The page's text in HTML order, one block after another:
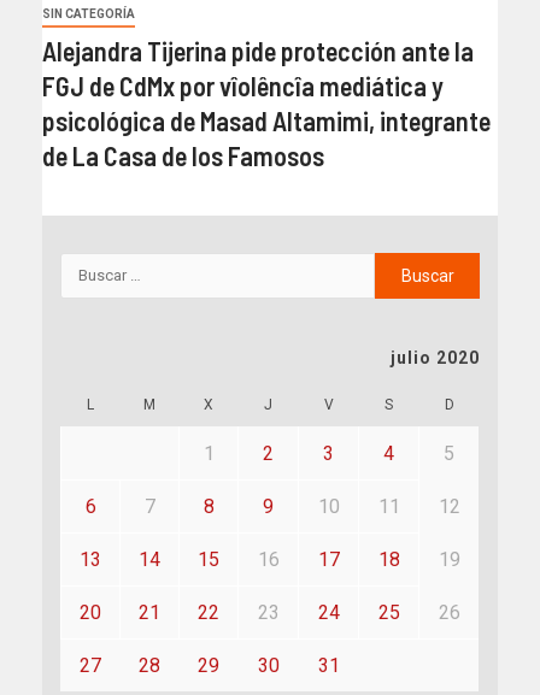
SIN CATEGORÍA
Alejandra Tijerina pide protección ante la
FGJ de CdMx por vîolêncîa mediática y
psicológica de Masad Altamimi, integrante
de La Casa de los Famosos
julio 2020
L M X J V S D
1 2 3 4 5
6 7 8 9 10 11 12
13 14 15 16 17 18 19
20 21 22 23 24 25 26
27 28 29 30 31